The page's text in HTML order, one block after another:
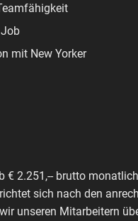
mit New Yorker
€ 2.251,-- brutto
sich nach den
unseren Mitarbeitern